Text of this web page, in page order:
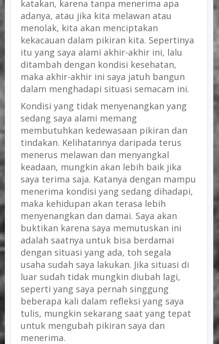
katakan, karena tanpa menerima apa
adanya, atau jika kita melawan atau
menolak, kita akan menciptakan
kekacauan dalam pikiran kita. Sepertinya
itu yang saya alami akhir-akhir ini, lalu
ditambah dengan kondisi kesehatan,
maka akhir-akhir ini saya jatuh bangun
dalam menghadapi situasi semacam ini.
Kondisi yang tidak menyenangkan yang
sedang saya alami memang
membutuhkan kedewasaan pikiran dan
tindakan. Kelihatannya daripada terus
menerus melawan dan menyangkal
keadaan, mungkin akan lebih baik jika
saya terima saja. Katanya dengan mampu
menerima kondisi yang sedang dihadapi,
maka kehidupan akan terasa lebih
menyenangkan dan damai. Saya akan
buktikan karena saya memutuskan ini
adalah saatnya untuk bisa berdamai
dengan situasi yang ada, toh segala
usaha sudah saya lakukan. Jika situasi di
luar sudah tidak mungkin diubah lagi,
seperti yang saya pernah singgung
beberapa kali dalam refleksi yang saya
tulis, mungkin sekarang saat yang tepat
untuk mengubah pikiran saya dan
menerima.